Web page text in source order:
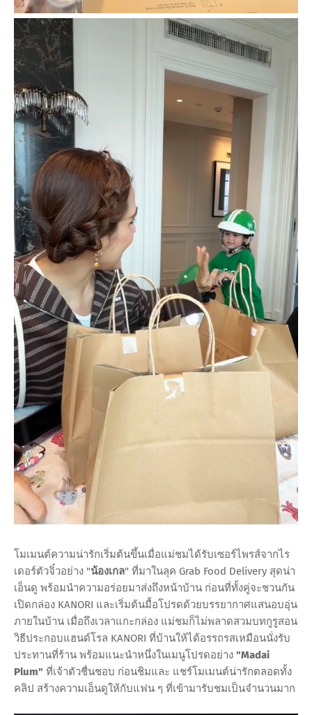
โมเมนต์ความน่ารักเริ่มต้นขึ้นเมื่อแม่ชมได้รับเซอร์ไพรส์จากไร
เดอร์ตัวจิ๋วอย่าง "น้องเกล" ที่มาในลุค Grab Food Delivery สุดน่า
เอ็นดู พร้อมนำความอร่อยมาส่งถึงหน้าบ้าน ก่อนที่ทั้งคู่จะชวนกัน
เปิดกล่อง KANORI และเริ่มต้นมื้อโปรดด้วยบรรยากาศแสนอบอุ่น
ภายในบ้าน เมื่อถึงเวลาแกะกล่อง แม่ชมก็ไม่พลาดสวมบทกูรูสอน
วิธีประกอบแฮนด์โรล KANORI ที่บ้านให้ได้อรรถรสเหมือนนั่งรับ
ประทานที่ร้าน พร้อมแนะนำหนึ่งในเมนูโปรดอย่าง "Madai
Plum" ที่เจ้าตัวชื่นชอบ ก่อนชิมและ แชร์โมเมนต์น่ารักตลอดทั้ง
คลิป สร้างความเอ็นดูให้กับแฟน ๆ ที่เข้ามารับชมเป็นจำนวนมาก